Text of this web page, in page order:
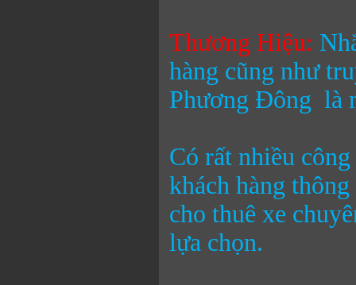
Thương Hiệu:
hàng cũng như
Phương Đông là
Có rất nhiều
khách hàng
cho thuê xe
lựa chọn.